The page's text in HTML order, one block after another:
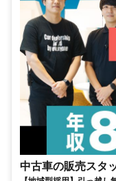
中古車の販売スタ